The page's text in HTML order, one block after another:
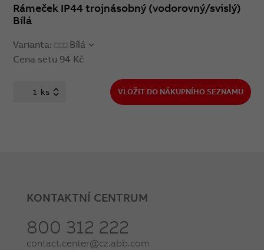
Rámeček IP44 trojnásobný (vodorovný/svislý)
Bílá
Varianta:
Bílá
Cena setu 94 Kč
ks VLOŽIT DO NÁKUPNÍHO SEZNAMU
KONTAKTNÍ CENTRUM
800 312 222
contact.center@cz.abb.com